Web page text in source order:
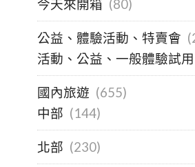
今天來開箱 (80)
公益、體驗活動、特賣會
活動、公益、一般體驗試用
國內旅遊 (655)
中部 (144)
北部 (230)